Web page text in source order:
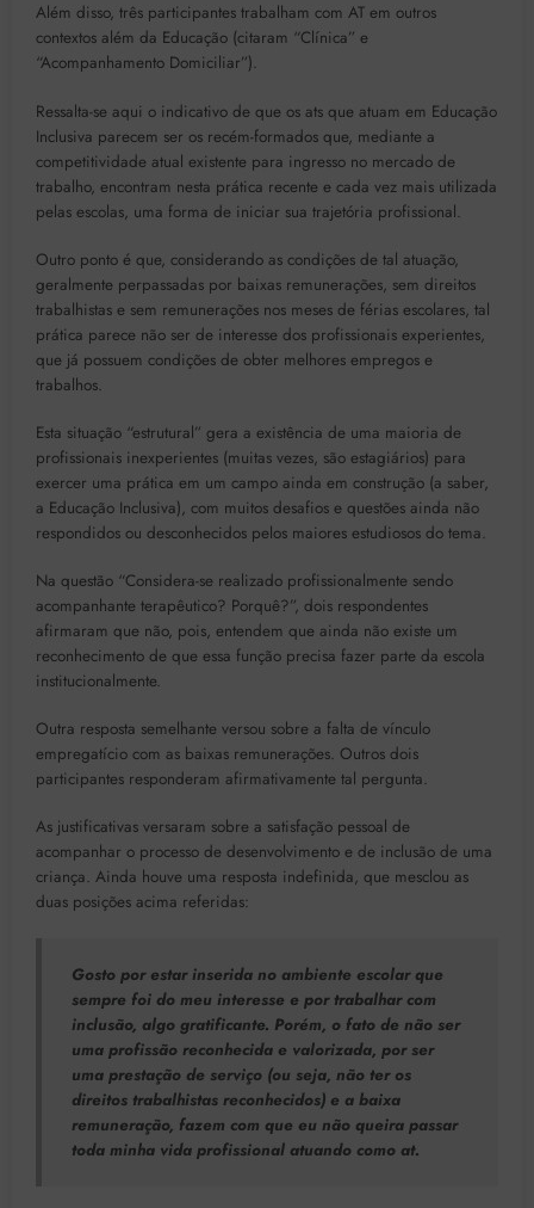
Além disso, três participantes trabalham com AT em outros
contextos além da Educação (citaram “Clínica” e
“Acompanhamento Domiciliar”).
Ressalta-se aqui o indicativo de que os ats que atuam em Educação
Inclusiva parecem ser os recém-formados que, mediante a
competitividade atual existente para ingresso no mercado de
trabalho, encontram nesta prática recente e cada vez mais utilizada
pelas escolas, uma forma de iniciar sua trajetória profissional.
Outro ponto é que, considerando as condições de tal atuação,
geralmente perpassadas por baixas remunerações, sem direitos
trabalhistas e sem remunerações nos meses de férias escolares, tal
prática parece não ser de interesse dos profissionais experientes,
que já possuem condições de obter melhores empregos e
trabalhos.
Esta situação “estrutural” gera a existência de uma maioria de
profissionais inexperientes (muitas vezes, são estagiários) para
exercer uma prática em um campo ainda em construção (a saber,
a Educação Inclusiva), com muitos desafios e questões ainda não
respondidos ou desconhecidos pelos maiores estudiosos do tema.
Na questão “Considera-se realizado profissionalmente sendo
acompanhante terapêutico? Porquê?”, dois respondentes
afirmaram que não, pois, entendem que ainda não existe um
reconhecimento de que essa função precisa fazer parte da escola
institucionalmente.
Outra resposta semelhante versou sobre a falta de vínculo
empregatício com as baixas remunerações. Outros dois
participantes responderam afirmativamente tal pergunta.
As justificativas versaram sobre a satisfação pessoal de
acompanhar o processo de desenvolvimento e de inclusão de uma
criança. Ainda houve uma resposta indefinida, que mesclou as
duas posições acima referidas:
Gosto por estar inserida no ambiente escolar que
sempre foi do meu interesse e por trabalhar com
inclusão, algo gratificante. Porém, o fato de não ser
uma profissão reconhecida e valorizada, por ser
uma prestação de serviço (ou seja, não ter os
direitos trabalhistas reconhecidos) e a baixa
remuneração, fazem com que eu não queira passar
toda minha vida profissional atuando como at.